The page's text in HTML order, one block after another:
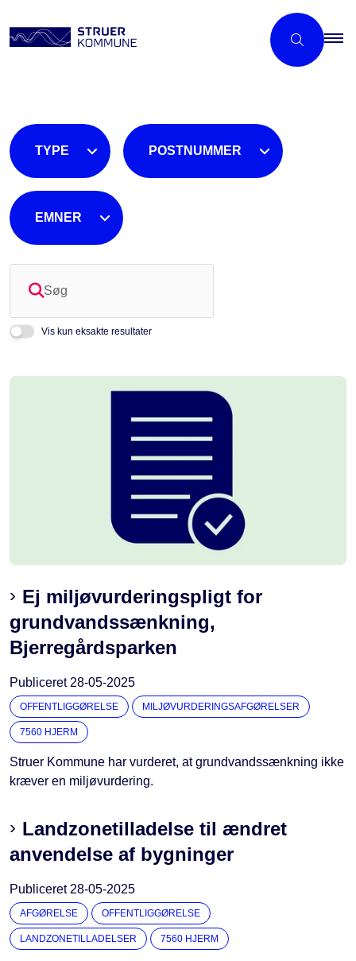
Vis kun eksakte resultater
TYPE POSTNUMMER
EMNER
Ej miljøvurderingspligt for
grundvandssænkning,
Bjerregårdsparken
Publiceret 28-05-2025
OFFENTLIGGØRELSE MILJØVURDERINGSAFGØRELSER
7560 HJERM
Struer Kommune har vurderet, at grundvandssænkning ikke
kræver en miljøvurdering.
Landzonetilladelse til ændret
anvendelse af bygninger
Publiceret 28-05-2025
AFGØRELSE OFFENTLIGGØRELSE
LANDZONETILLADELSER 7560 HJERM